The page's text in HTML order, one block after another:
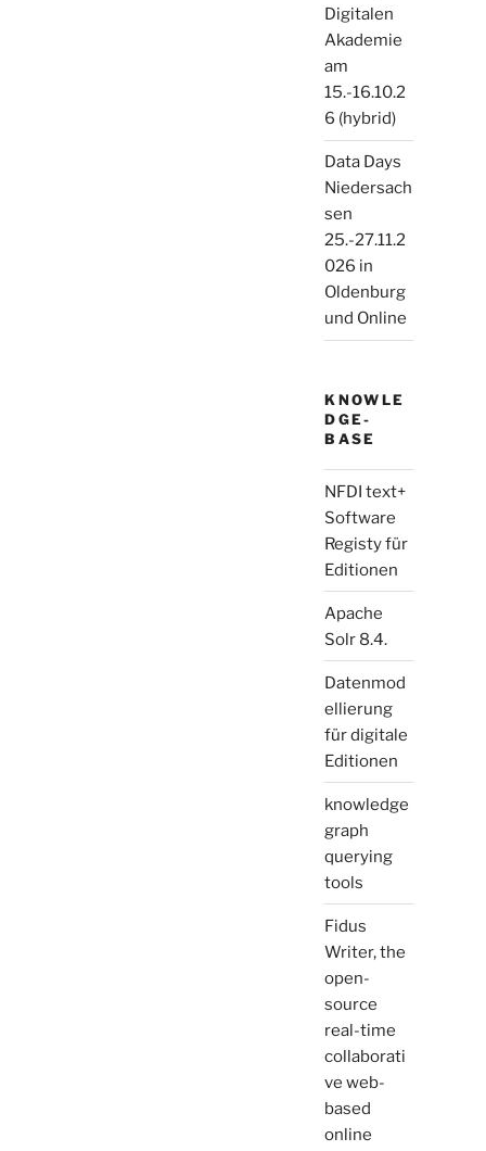
Digitalen
Akademie
am
15.-16.10.2
6 (hybrid)
Data Days
Niedersach
sen
25.-27.11.2
026 in
Oldenburg
und Online
KNOWLE
DGE-
BASE
NFDI text+
Software
Registy für
Editionen
Apache
Solr 8.4.
Datenmod
ellierung
für digitale
Editionen
knowledge
graph
querying
tools
Fidus
Writer, the
open-
source
real-time
collaborati
ve web-
based
online